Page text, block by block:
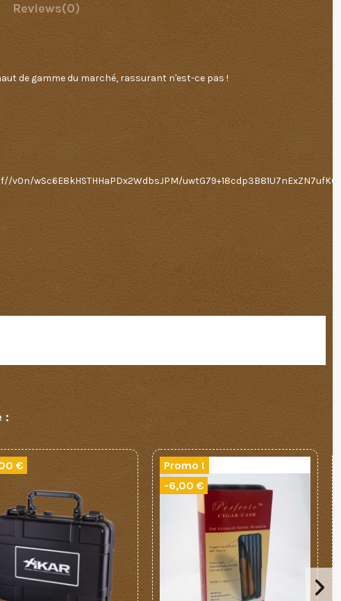
Reviews(0)
de gamme du marché, rassurant n'est-ce pas !
v0n/wSc6E8kHSTHHaPDx2WdbsJPM/
:
€
Promo !
-6,00 €